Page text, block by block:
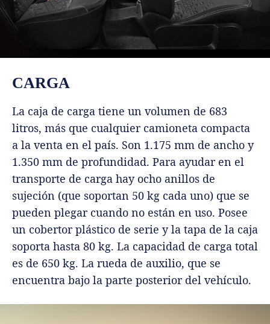
CARGA
La caja de carga tiene un volumen de 683
litros, más que cualquier camioneta compacta
a la venta en el país. Son 1.175 mm de ancho y
1.350 mm de profundidad. Para ayudar en el
transporte de carga hay ocho anillos de
sujeción (que soportan 50 kg cada uno) que se
pueden plegar cuando no están en uso. Posee
un cobertor plástico de serie y la tapa de la caja
soporta hasta 80 kg. La capacidad de carga total
es de 650 kg. La rueda de auxilio, que se
encuentra bajo la parte posterior del vehículo.